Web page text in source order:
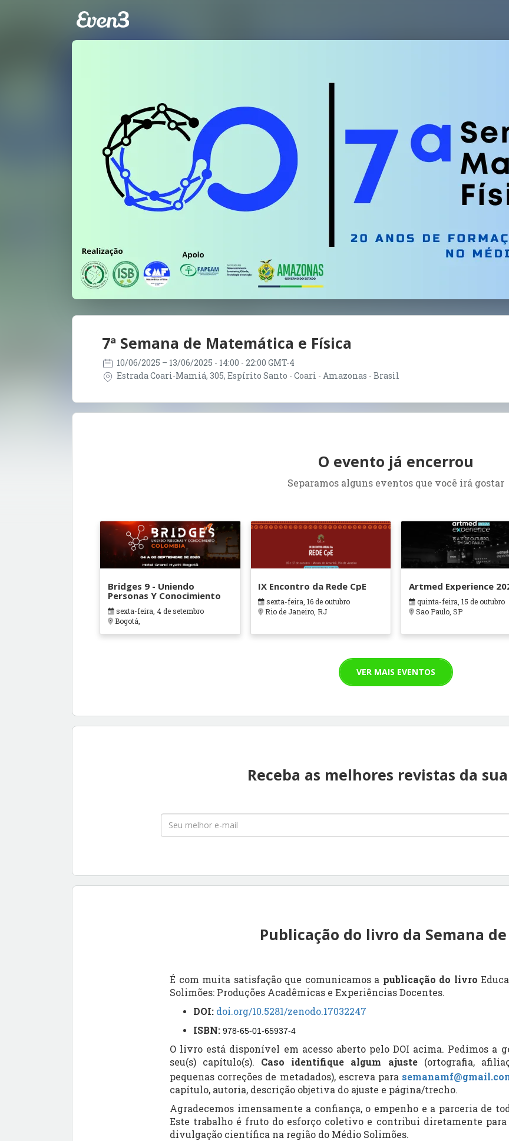
7ª Semana de Matemática e Física
10/06/2025 – 13/06/2025 - 14:00 - 22:00 GMT-4
Estrada Coari-Mamiá, 305, Espírito Santo - Coari - Amazonas - Brasil
O evento já encerrou
Separamos alguns eventos que você irá gostar
Bridges 9 - Uniendo
Personas Y Conocimiento
sexta-feira, 4 de setembro
Bogotá,
IX Encontro da Rede CpE
sexta-feira, 16 de outubro
Rio de Janeiro, RJ
Artmed Experience
quinta-feira, 15 de outubro
Sao Paulo, SP
VER MAIS EVENTOS
Receba as melhores revistas da
Publicação do livro da Semana de
É com muita satisfação que comunicamos a publicação do livro
Solimões: Produções Acadêmicas e Experiências Docentes.
DOI: doi.org/10.5281/zenodo.17032247
ISBN: 978-65-01-65937-4
O livro está disponível em acesso aberto pelo DOI acima. Pedimos a
seu(s) capítulo(s). Caso identifique algum ajuste(ortografia,
pequenas correções de metadados), escreva para
capítulo, autoria, descrição objetiva do ajuste e página/trecho.
Agradecemos imensamente a confiança, o empenho e a parceria de
Este trabalho é fruto do esforço coletivo e contribui diretamente para
divulgação científica na região do Médio Solimões.